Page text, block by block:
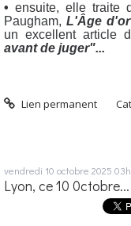
• ensuite, elle traite
Paugham,L'Âge
un excellent article
avant de juger"...
Lien permanent
vendredi 10 octobre 2025
Lyon, ce 10 0ctobre...